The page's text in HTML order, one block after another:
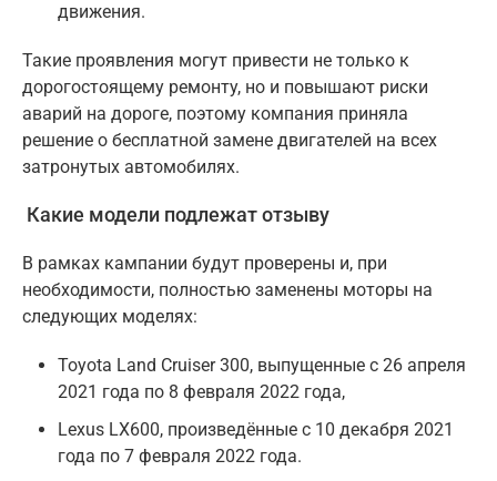
движения.
Такие проявления могут привести не только к
дорогостоящему ремонту, но и повышают риски
аварий на дороге, поэтому компания приняла
решение о бесплатной замене двигателей на всех
затронутых автомобилях.
Какие модели подлежат отзыву
В рамках кампании будут проверены и, при
необходимости, полностью заменены моторы на
следующих моделях:
Toyota Land Cruiser 300, выпущенные с 26 апреля
2021 года по 8 февраля 2022 года,
Lexus LX600, произведённые с 10 декабря 2021
года по 7 февраля 2022 года.